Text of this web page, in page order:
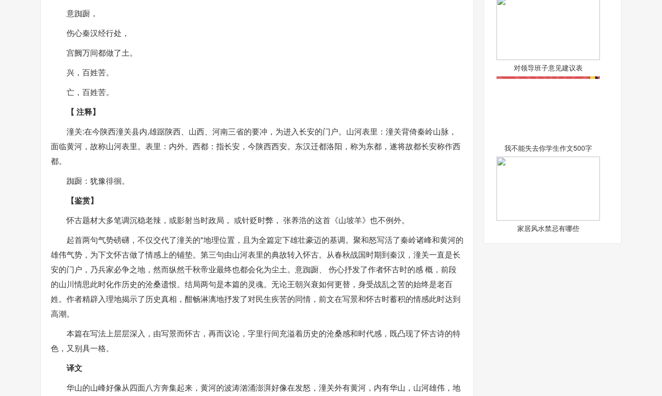
意踟蹰，
伤心秦汉经行处，
宫阙万间都做了土。
兴，百姓苦。
亡，百姓苦。
【 注释】
潼关:在今陕西潼关县内,雄踞陕西、山西、河南三省的要冲，为进入长安的门户。山河表里：潼关背倚秦岭山脉，
面临黄河，故称山河表里。表里：内外。西都：指长安，今陕西西安。东汉迁都洛阳，称为东都，遂将故都长安称作西
都。
踟蹰：犹豫徘徊。
【鉴赏】
怀古题材大多笔调沉稳老辣，或影射当时政局， 或针贬时弊， 张养浩的这首《山坡羊》也不例外。
起首两句气势磅礴，不仅交代了潼关的"地理位置，且为全篇定下雄壮豪迈的基调。聚和怒写活了秦岭诸峰和黄河的
雄伟气势，为下文怀古做了情感上的铺垫。第三句由山河表里的典故转入怀古。从春秋战国时期到秦汉，潼关一直是长
安的门户，乃兵家必争之地，然而纵然千秋帝业最终也都会化为尘土。意踟蹰、 伤心抒发了作者怀古时的感 概，前段
的山川情思此时化作历史的沧桑遗恨。结局两句是本篇的灵魂。无论王朝兴衰如何更替，身受战乱之苦的始终是老百
姓。作者精辟入理地揭示了历史真相，酣畅淋漓地抒发了对民生疾苦的同情，前文在写景和怀古时蓄积的情感此时达到
高潮。
本篇在写法上层层深入，由写景而怀古，再而议论，字里行间充溢着历史的沧桑感和时代感，既凸现了怀古诗的特
色，又别具一格。
译文
华山的山峰好像从四面八方奔集起来，黄河的波涛汹涌澎湃好像在发怒，潼关外有黄河，内有华山，山河雄伟，地
对领导班子意见建议表
我不能失去你学生作文500字
家居风水禁忌有哪些